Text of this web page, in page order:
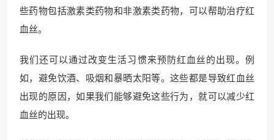
些药物包括激素类药物和非激素类药物，可以帮助治疗红
血丝。
我们还可以通过改变生活习惯来预防红血丝的出现。例
如，避免饮酒、吸烟和暴晒太阳等。这些都是导致红血丝
出现的原因，如果我们能够避免这些行为，就可以减少红
血丝的出现。